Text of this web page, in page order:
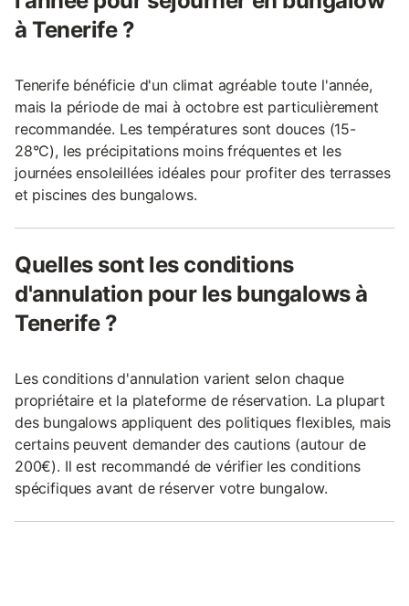
à Tenerife ?
Tenerife bénéficie d'un climat agréable toute l'année,
mais la période de mai à octobre est particulièrement
recommandée. Les températures sont douces (15-
28°C), les précipitations moins fréquentes et les
journées ensoleillées idéales pour profiter des terrasses
et piscines des bungalows.
Quelles sont les conditions
d'annulation pour les bungalows à
Tenerife ?
Les conditions d'annulation varient selon chaque
propriétaire et la plateforme de réservation. La plupart
des bungalows appliquent des politiques flexibles, mais
certains peuvent demander des cautions (autour de
200€). Il est recommandé de vérifier les conditions
spécifiques avant de réserver votre bungalow.